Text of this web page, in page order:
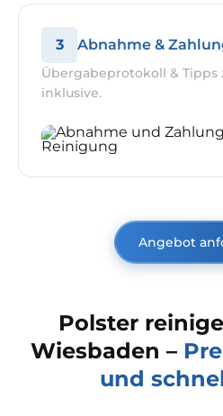
3 Abnahme &
Übergabeprotokoll & Tipps
inklusive.
Angebot
Polster
Wiesbaden –
und